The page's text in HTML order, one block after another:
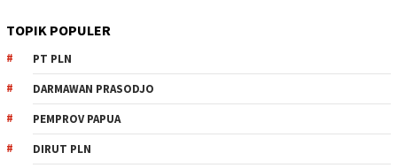
TOPIK POPULER
PT PLN
DARMAWAN PRASODJO
PEMPROV PAPUA
DIRUT PLN